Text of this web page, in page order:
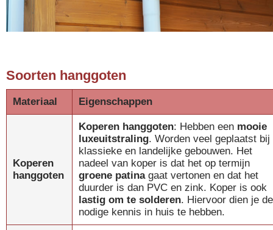
Soorten hanggoten
Materiaal Eigenschappen
Koperen
hanggoten
Koperen hanggoten: Hebben een mooie
luxeuitstraling. Worden veel geplaatst bij
klassieke en landelijke gebouwen. Het
nadeel van koper is dat het op termijn
groene patinagaat vertonen en dat het
duurder is dan PVC en zink. Koper is ook
lastig om te solderen. Hiervoor dien je de
nodige kennis in huis te hebben.